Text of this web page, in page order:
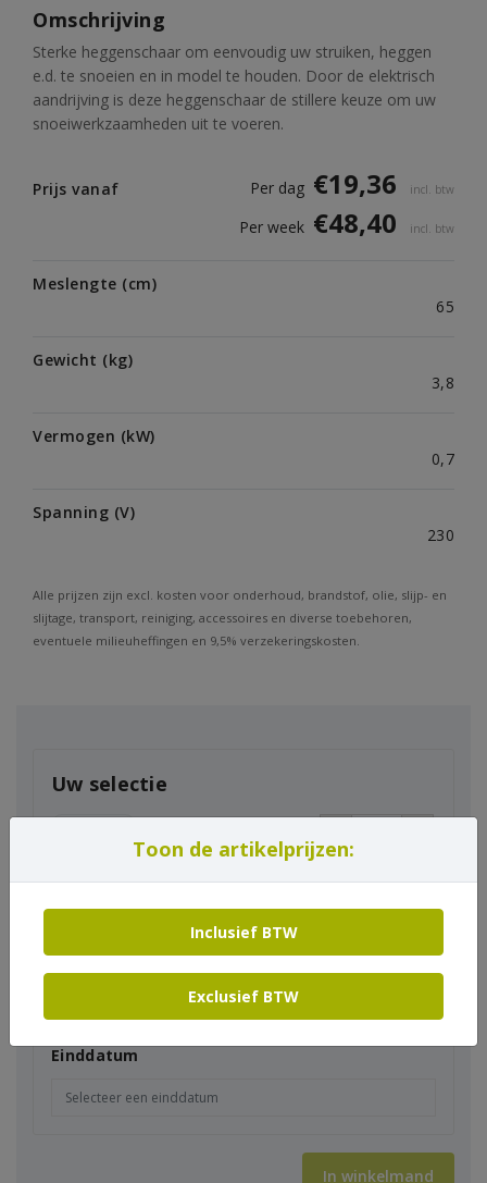
Omschrijving
Sterke heggenschaar om eenvoudig uw struiken, heggen
e.d. te snoeien en in model te houden. Door de elektrisch
aandrijving is deze heggenschaar de stillere keuze om uw
snoeiwerkzaamheden uit te voeren.
Prijs vanaf Per dag €19,36 incl. btw
Per week €48,40 incl. btw
Meslengte (cm)
65
Gewicht (kg)
3,8
Vermogen (kW)
0,7
Spanning (V)
230
Alle prijzen zijn excl. kosten voor onderhoud, brandstof, olie, slijp- en
slijtage, transport, reiniging, accessoires en diverse toebehoren,
eventuele milieuheffingen en 9,5% verzekeringskosten.
Uw selectie
elektrisch
Startdatum
Einddatum
In winkelmand
Toon de artikelprijzen:
Inclusief BTW
Exclusief BTW